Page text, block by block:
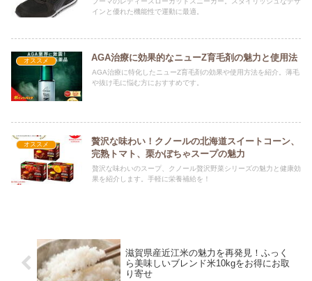
インと優れた機能性で運動に最適。
オススメ AGA治療に効果的なニューZ育毛剤の魅力と使用法
AGA治療に特化したニューZ育毛剤の効果や使用方法を紹介。薄毛
や抜け毛に悩む方におすすめです。
オススメ
贅沢な味わい！クノールの北海道スイートコーン、
完熟トマト、栗かぼちゃスープの魅力
贅沢な味わいのスープ、クノール贅沢野菜シリーズの魅力と健康効
果を紹介します。手軽に栄養補給を！
滋賀県産近江米の魅力を再発見！ふっく
ら美味しいブレンド米10kgをお得にお取
り寄せ